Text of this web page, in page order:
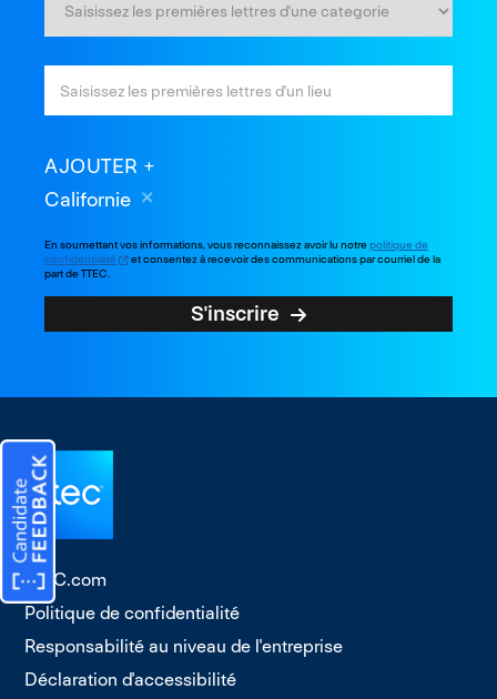
AJOUTER
Californie
En soumettant vos informations, vous reconnaissez avoir lu notrepolitique de
confidentialité
et consentez à recevoir des communications par courriel de la
part de TTEC.
S'inscrire
TTEC.com
Politique de confidentialité
Responsabilité au niveau de l'entreprise
Déclaration d'accessibilité